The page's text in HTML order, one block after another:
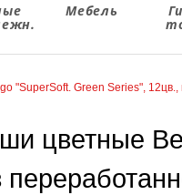
Мебель
"SuperSoft. Green Series",
цветные